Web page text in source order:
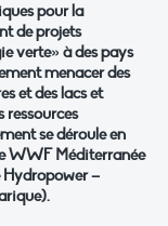
pour la
de projets
verte» à des pays
menacer des
et des lacs et
ressources
se déroule en
WWF Méditerranée
–